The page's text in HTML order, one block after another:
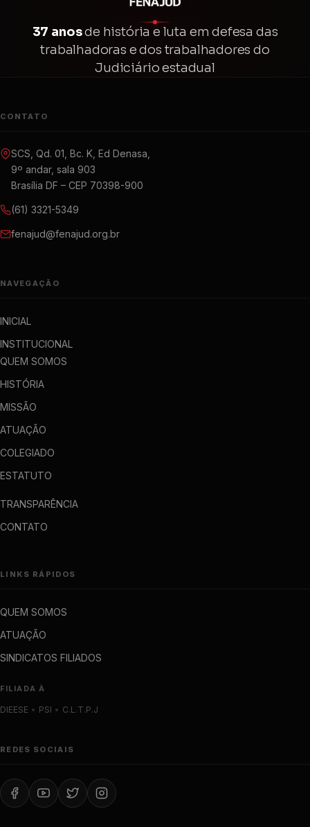
37 anosde história e luta em defesa das
trabalhadoras e dos trabalhadores do
Judiciário estadual
CONTATO
SCS, Qd. 01, Bc. K, Ed Denasa,
9º andar, sala 903
Brasília DF – CEP 70398-900
(61) 3321-5349
fenajud@fenajud.org.br
NAVEGAÇÃO
INICIAL
INSTITUCIONAL
QUEM SOMOS
HISTÓRIA
MISSÃO
ATUAÇÃO
COLEGIADO
ESTATUTO
TRANSPARÊNCIA
CONTATO
LINKS RÁPIDOS
QUEM SOMOS
ATUAÇÃO
SINDICATOS FILIADOS
FILIADA À
DIEESE • PSI • C.L.T.P.J
REDES SOCIAIS